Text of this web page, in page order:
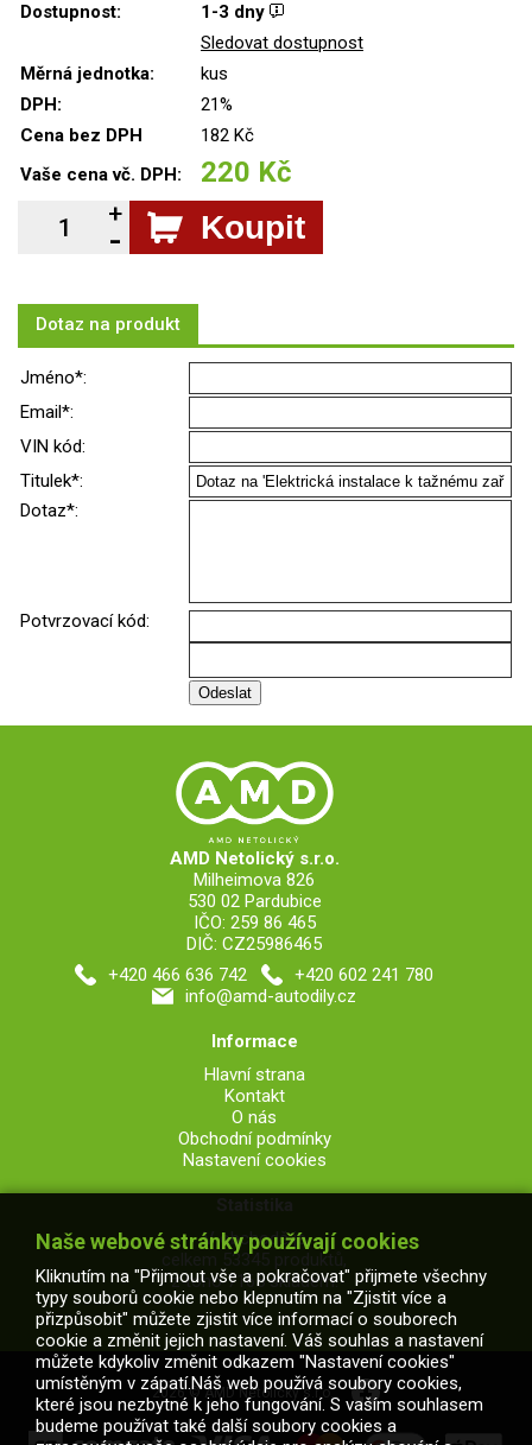
Dostupnost:
1-3 dny
Sledovat dostupnost
Měrná jednotka:
kus
DPH:
21%
Cena bez DPH
182 Kč
Vaše cena vč. DPH:
220 Kč
Koupit
Dotaz na produkt
Jméno*:
Email*:
VIN kód:
Titulek*:
Dotaz*:
Potvrzovací kód:
AMD Netolický s.r.o.
Milheimova 826
530 02 Pardubice
IČO: 259 86 465
DIČ: CZ25986465
+420 466 636 742
+420 602 241 780
info@amd-autodily.cz
Informace
Hlavní strana
Kontakt
O nás
Obchodní podmínky
Nastavení cookies
V obchodě je
celkem 53345 produktů,
z toho 7165 skladem.
2026 © AMD Netolický s.r.o.
Naše webové stránky používají cookies
Kliknutím na "Přijmout vše a pokračovat" přijmete všechny
typy souborů cookie nebo klepnutím na "Zjistit více a
přizpůsobit" můžete zjistit více informací o souborech
cookie a změnit jejich nastavení. Váš souhlas a nastavení
můžete kdykoliv změnit odkazem "Nastavení cookies"
umístěným v zápatí.Náš web používá soubory cookies,
které jsou nezbytné k jeho fungování. S vaším souhlasem
budeme používat také další soubory cookies a